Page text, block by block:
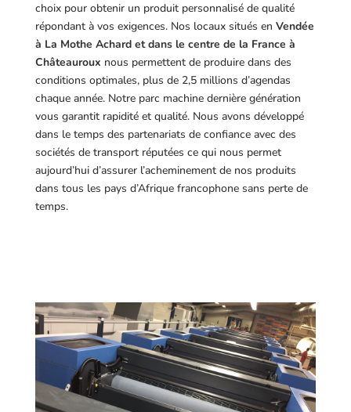
choix pour obtenir un produit personnalisé de qualité
répondant à vos exigences. Nos locaux situés en Vendée
à La Mothe Achard et dans le centre de la France à
Châteauroux nous permettent de produire dans des
conditions optimales, plus de 2,5 millions d’agendas
chaque année. Notre parc machine dernière génération
vous garantit rapidité et qualité. Nous avons développé
dans le temps des partenariats de confiance avec des
sociétés de transport réputées ce qui nous permet
aujourd’hui d’assurer l’acheminement de nos produits
dans tous les pays d’Afrique francophone sans perte de
temps.